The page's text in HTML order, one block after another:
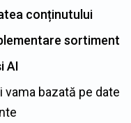
conținutului
sortiment
AI
bazată pe date